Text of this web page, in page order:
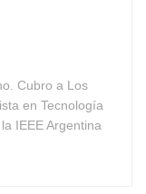
Cubro a Los
en Tecnología
IEEE Argentina